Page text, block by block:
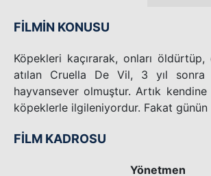
FİLMİN KONUSU
Köpekleri kaçırarak, onları
atılan Cruella De Vil, 3 yıl sonra
hayvansever olmuştur. Artık
köpeklerle ilgileniyordur. Fakat günün
FİLM KADROSU
Yönetmen